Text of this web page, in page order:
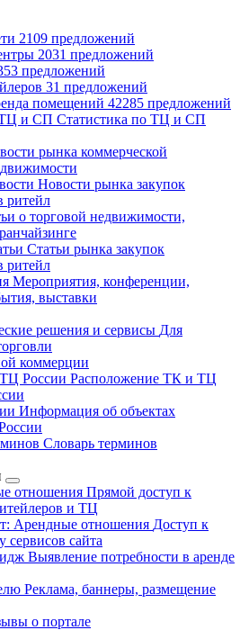
2109 предложений
2031 предложений
предложений
31 предложений
помещений 42285 предложений
ТЦ и СП Статистика по ТЦ и СП
рынка коммерческой
Новости рынка закупок
ритейл
о торговой недвижимости,
Статьи рынка закупок
ритейл
Мероприятия, конференции,
выставки
решения и сервисы Для
коммерции
России Расположение ТК и ТЦ
Информация об объектах
Словарь терминов
отношения Прямой доступ к
и ТЦ
Арендные отношения Доступ к
сервисов сайта
Выявление потребности в аренде
Реклама, баннеры, размещение
о портале